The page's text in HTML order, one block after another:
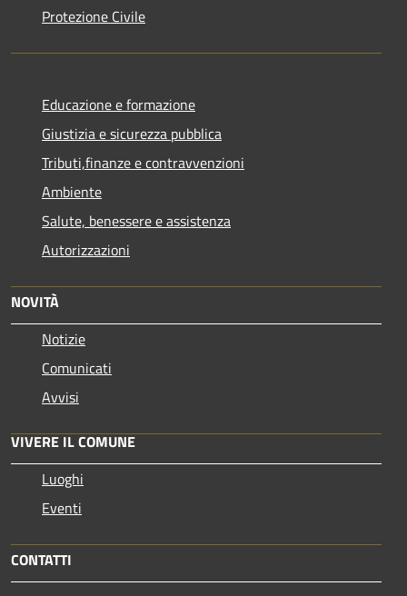
Protezione Civile
Educazione e formazione
Giustizia e sicurezza pubblica
Tributi,finanze e contravvenzioni
Ambiente
Salute, benessere e assistenza
Autorizzazioni
NOVITÀ
Notizie
Comunicati
Avvisi
VIVERE IL COMUNE
Luoghi
Eventi
CONTATTI